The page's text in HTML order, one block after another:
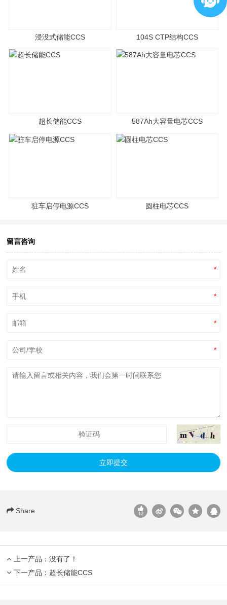
浸没式储能CCS 104S CTP结构CCS
超长储能CCS 587Ah大容量电芯CCS
驻车启停电源CCS 圆柱电芯CCS
留言咨询
*
*
*
*
立即提交
Share 12
上一产品：没有了！
下一产品： 超长储能CCS